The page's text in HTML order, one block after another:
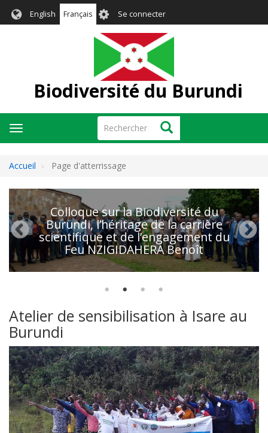
English Français User
account
menu
Se connecter
Biodiversité du Burundi
Rechercher Rechercher
Toggle
navigation
Accueil Page d'atterrissage
Colloque sur la Biodiversité du
Burundi, l’héritage de la carrière
scientifique et de l’engagement du
Feu NZIGIDAHERA Benoît
Atelier de sensibilisation à Isare au
Burundi